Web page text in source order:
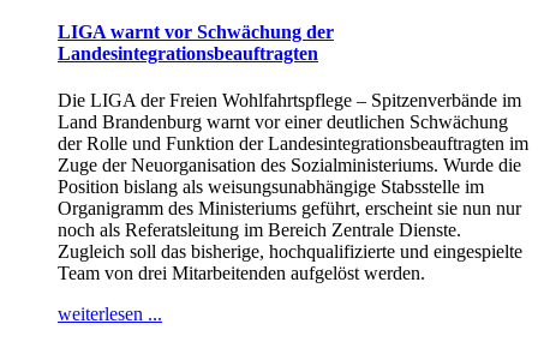
LIGA warnt vor Schwächung der
Landesintegrationsbeauftragten
Die LIGA der Freien Wohlfahrtspflege – Spitzenverbände im
Land Brandenburg warnt vor einer deutlichen Schwächung
der Rolle und Funktion der Landesintegrationsbeauftragten im
Zuge der Neuorganisation des Sozialministeriums. Wurde die
Position bislang als weisungsunabhängige Stabsstelle im
Organigramm des Ministeriums geführt, erscheint sie nun nur
noch als Referatsleitung im Bereich Zentrale Dienste.
Zugleich soll das bisherige, hochqualifizierte und eingespielte
Team von drei Mitarbeitenden aufgelöst werden.
weiterlesen ...